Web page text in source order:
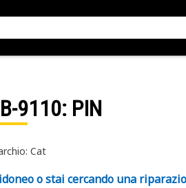
9110: PIN
Cat
o stai cercando una